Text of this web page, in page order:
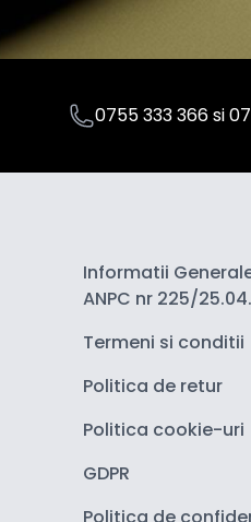
0755 333 366si
Informatii
ANPC nr 225/
Termeni si conditii
Politica de retur
Politica cookie-uri
GDPR